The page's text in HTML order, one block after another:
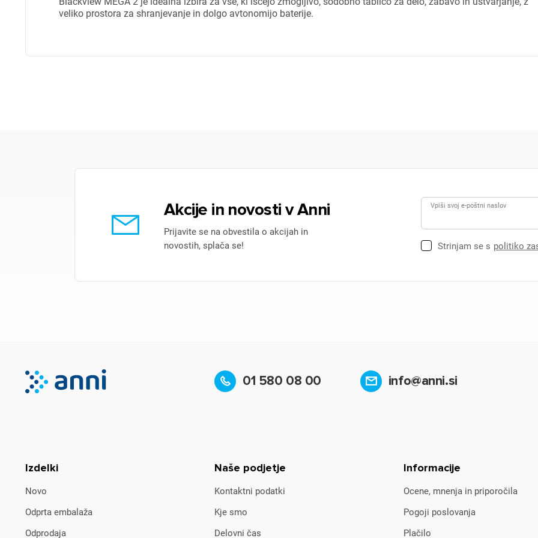
veliko prostora za shranjevanje in dolgo avtonomijo baterije.
Akcije in novosti v Anni
Prijavite se na obvestila o akcijah in
novostih, splača se!
Vpiši svoj e-poštni naslov
Strinjam se s politiko
01 580 08 00 info@anni.si
Izdelki
Novo
Odprta embalaža
Odprodaja
Naše podjetje
Kontaktni podatki
Kje smo
Delovni čas
Informacije
Ocene, mnenja in priporočila
Pogoji poslovanja
Plačilo